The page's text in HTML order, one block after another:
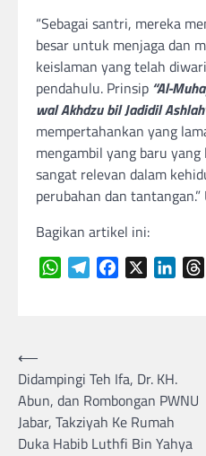
“Sebagai santri, mereka
besar untuk menjaga dan
keislaman yang telah
pendahulu. Prinsip “Al-
wal Akhdzu bil Jadidil
mempertahankan yang
mengambil yang baru
sangat relevan dalam
perubahan dan tantangan.”
Bagikan artikel ini:
WhatsAppTelegramFacebook
Navigasi
pos
⟵
Didampingi Teh Ifa, Dr. KH.
Abun, dan Rombongan PWNU
Jabar, Takziyah Ke Rumah
Duka Habib Luthfi Bin Yahya